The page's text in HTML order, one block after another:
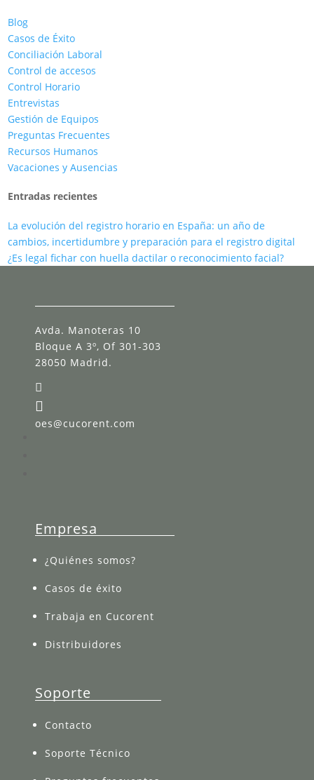
Blog
Casos de Éxito
Conciliación Laboral
Control de accesos
Control Horario
Entrevistas
Gestión de Equipos
Preguntas Frecuentes
Recursos Humanos
Vacaciones y Ausencias
Entradas recientes
La evolución del registro horario en España: un año de
cambios, incertidumbre y preparación para el registro digital
¿Es legal fichar con huella dactilar o reconocimiento facial?
Avda. Manoteras 10
Bloque A 3º, Of 301-303
28050 Madrid.


oes@cucorent.com
Empresa
¿Quiénes somos?
Casos de éxito
Trabaja en Cucorent
Distribuidores
Soporte
Contacto
Soporte Técnico